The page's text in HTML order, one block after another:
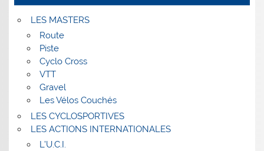
LES MASTERS
Route
Piste
Cyclo Cross
VTT
Gravel
Les Vélos Couchés
LES CYCLOSPORTIVES
LES ACTIONS INTERNATIONALES
L’U.C.I.